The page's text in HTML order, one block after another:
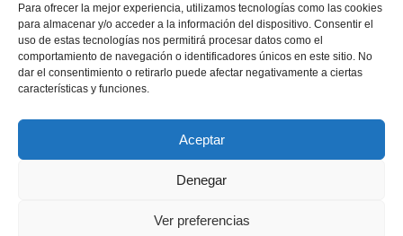
Para ofrecer la mejor experiencia, utilizamos tecnologías como las cookies
para almacenar y/o acceder a la información del dispositivo. Consentir el
uso de estas tecnologías nos permitirá procesar datos como el
comportamiento de navegación o identificadores únicos en este sitio. No
dar el consentimiento o retirarlo puede afectar negativamente a ciertas
características y funciones.
Aceptar
Denegar
Ver preferencias
He leído y acepto la
Solicite un presupuesto
Solicite un presupuesto